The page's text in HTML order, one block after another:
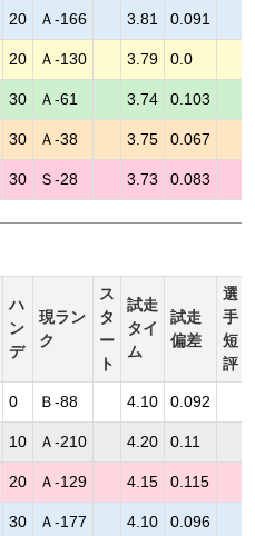
20 Ａ-166 3.81 0.091
20 Ａ-130 3.79 0.0
30 Ａ-61 3.74 0.103
30 Ａ-38 3.75 0.067
30 Ｓ-28 3.73 0.083
ハ
ン
デ
現ラン
ク
ス
タ
ー
ト
試走
タイ
ム
試走
偏差
選
手
短
評
0 Ｂ-88 4.10 0.092
10 Ａ-210 4.20 0.11
20 Ａ-129 4.15 0.115
30 Ａ-177 4.10 0.096